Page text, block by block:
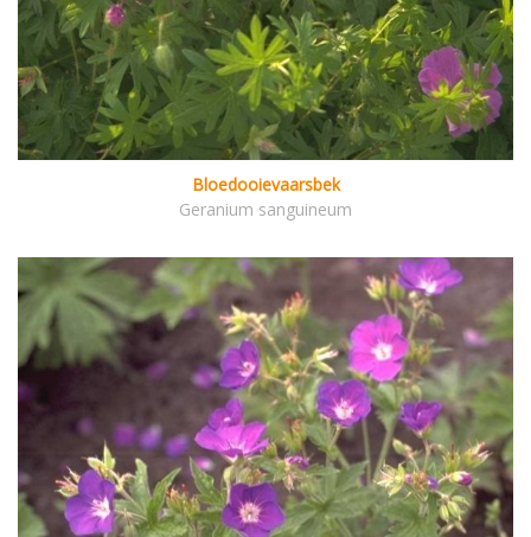
Bloedooievaarsbek
Geranium sanguineum